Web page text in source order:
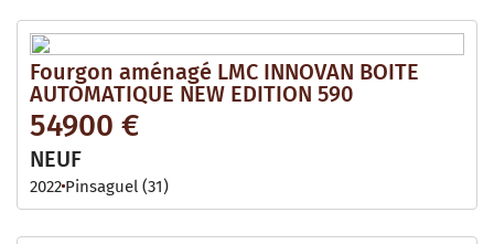
Fourgon aménagé LMC INNOVAN BOITE
AUTOMATIQUE NEW EDITION 590
54900 €
NEUF
2022 Pinsaguel (31)